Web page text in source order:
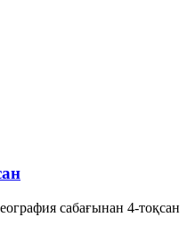
сабағынан 4-тоқсан